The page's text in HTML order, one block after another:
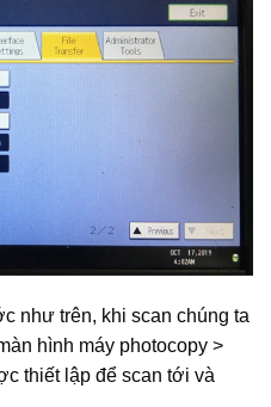
như trên, khi scan chúng ta
hình máy photocopy >
thiết lập để scan tới và